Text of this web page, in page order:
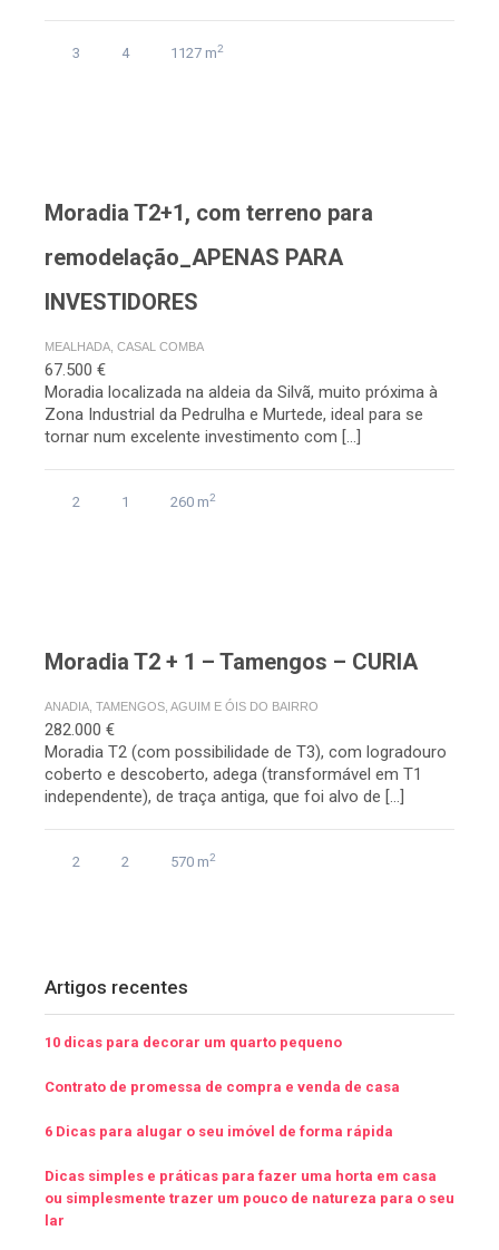
3 4 1127 m2
Moradia T2+1, com terreno para
remodelação_APENAS PARA
INVESTIDORES
MEALHADA, CASAL COMBA
67.500 €
Moradia localizada na aldeia da Silvã, muito próxima à
Zona Industrial da Pedrulha e Murtede, ideal para se
tornar num excelente investimento com […]
2 1 260 m2
Moradia T2 + 1 – Tamengos – CURIA
ANADIA, TAMENGOS, AGUIM E ÓIS DO BAIRRO
282.000 €
Moradia T2 (com possibilidade de T3), com logradouro
coberto e descoberto, adega (transformável em T1
independente), de traça antiga, que foi alvo de […]
2 2 570 m2
Artigos recentes
10 dicas para decorar um quarto pequeno
Contrato de promessa de compra e venda de casa
6 Dicas para alugar o seu imóvel de forma rápida
Dicas simples e práticas para fazer uma horta em casa
ou simplesmente trazer um pouco de natureza para o seu
lar